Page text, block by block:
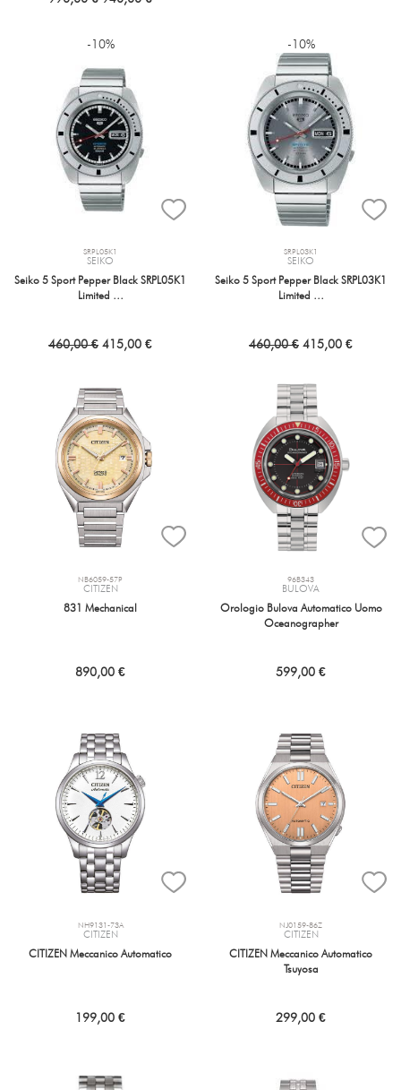
-10%
SRPL05K1
SEIKO
Seiko 5 Sport Pepper Black SRPL05K1
Limited …
460,00 € 415,00 €
-10%
SRPL03K1
SEIKO
Seiko 5 Sport Pepper Black SRPL03K1
Limited …
460,00 € 415,00 €
NB6059-57P
CITIZEN
831 Mechanical
890,00 €
96B343
BULOVA
Orologio Bulova Automatico Uomo
Oceanographer
599,00 €
NH9131-73A
CITIZEN
CITIZEN Meccanico Automatico
199,00 €
NJ0159-86Z
CITIZEN
CITIZEN Meccanico Automatico
Tsuyosa
299,00 €